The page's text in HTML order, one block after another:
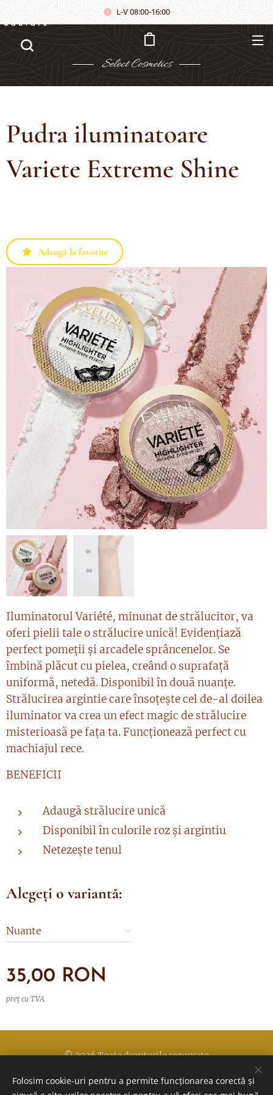
L-V 08:00-16:00
Select Cosmetics
Căutare
Pudra iluminatoare
Variete Extreme Shine
Adaugă la favorite
Iluminatorul Variété, minunat de strălucitor, va
oferi pielii tale o strălucire unică! Evidențiază
perfect pomeții și arcadele sprâncenelor. Se
îmbină plăcut cu pielea, creând o suprafață
uniformă, netedă. Disponibil în două nuanțe.
Strălucirea argintie care însoțește cel de-al doilea
iluminator va crea un efect magic de strălucire
misterioasă pe fața ta. Funcționează perfect cu
machiajul rece.
BENEFICII
Adaugă strălucire unică
Disponibil în culorile roz și argintiu
Netezește tenul
Alegeți o variantă:
Nuante
35,00 RON
preț cu TVA
© 2026 Toate drepturile rezervate
Politica de confidentialitate Cookie-uri
Folosim cookie-uri pentru a permite funcționarea corectă și